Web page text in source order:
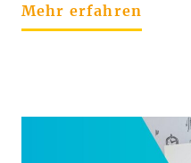
Mehr erfahren